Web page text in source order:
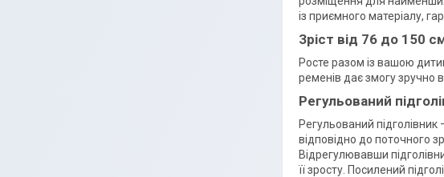
із приємного матеріалу,
Зріст від 76 до 150
Росте разом із вашою
ременів дає змогу зручно
Регульований
Регульований
відповідно до поточного
Відрегулювавши
її зросту. Посилений